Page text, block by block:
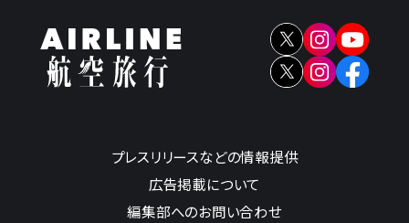
プレスリリースなどの情報提供
広告掲載について
編集部へのお問い合わせ